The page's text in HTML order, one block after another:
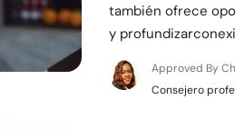
también ofrece
y
Approved By
Consejero